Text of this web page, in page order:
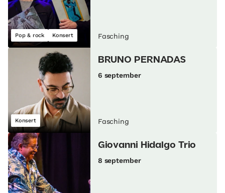
Pop & rock Konsert Fasching
Konsert
BRUNO PERNADAS
6 september
Fasching
Giovanni Hidalgo Trio
8 september